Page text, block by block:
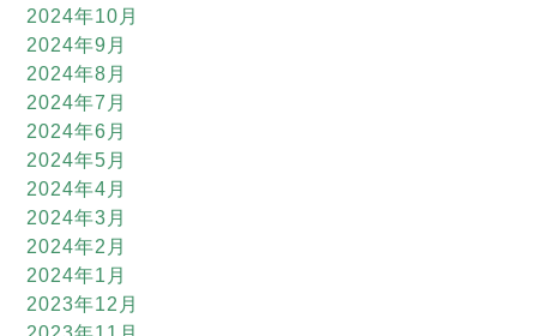
2024年10月
2024年9月
2024年8月
2024年7月
2024年6月
2024年5月
2024年4月
2024年3月
2024年2月
2024年1月
2023年12月